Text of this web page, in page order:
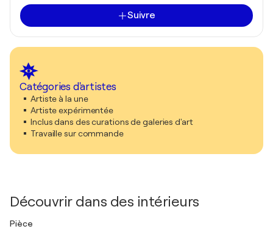
Suivre
Catégories d'artistes
Artiste à la une
Artiste expérimentée
Inclus dans des curations de galeries d'art
Travaille sur commande
Découvrir dans des intérieurs
Pièce